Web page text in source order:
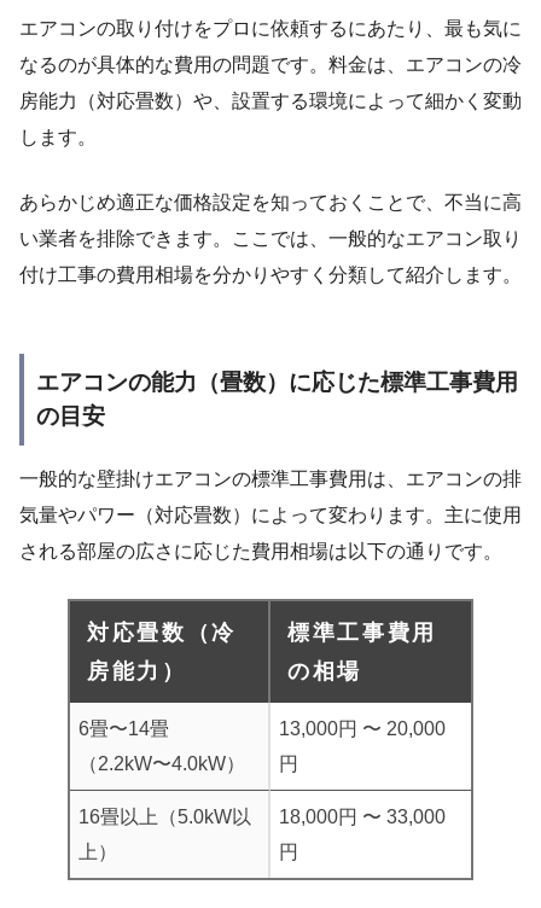
エアコンの取り付けをプロに依頼するにあたり、最も気に
なるのが具体的な費用の問題です。料金は、エアコンの冷
房能力（対応畳数）や、設置する環境によって細かく変動
します。
あらかじめ適正な価格設定を知っておくことで、不当に高
い業者を排除できます。ここでは、一般的なエアコン取り
付け工事の費用相場を分かりやすく分類して紹介します。
エアコンの能力（畳数）に応じた標準工事費用
の目安
一般的な壁掛けエアコンの標準工事費用は、エアコンの排
気量やパワー（対応畳数）によって変わります。主に使用
される部屋の広さに応じた費用相場は以下の通りです。
対応畳数（冷
房能力）
標準工事費用
の相場
6畳〜14畳
（2.2kW〜4.0kW）
13,000円 〜 20,000
円
16畳以上（5.0kW以
上）
18,000円 〜 33,000
円